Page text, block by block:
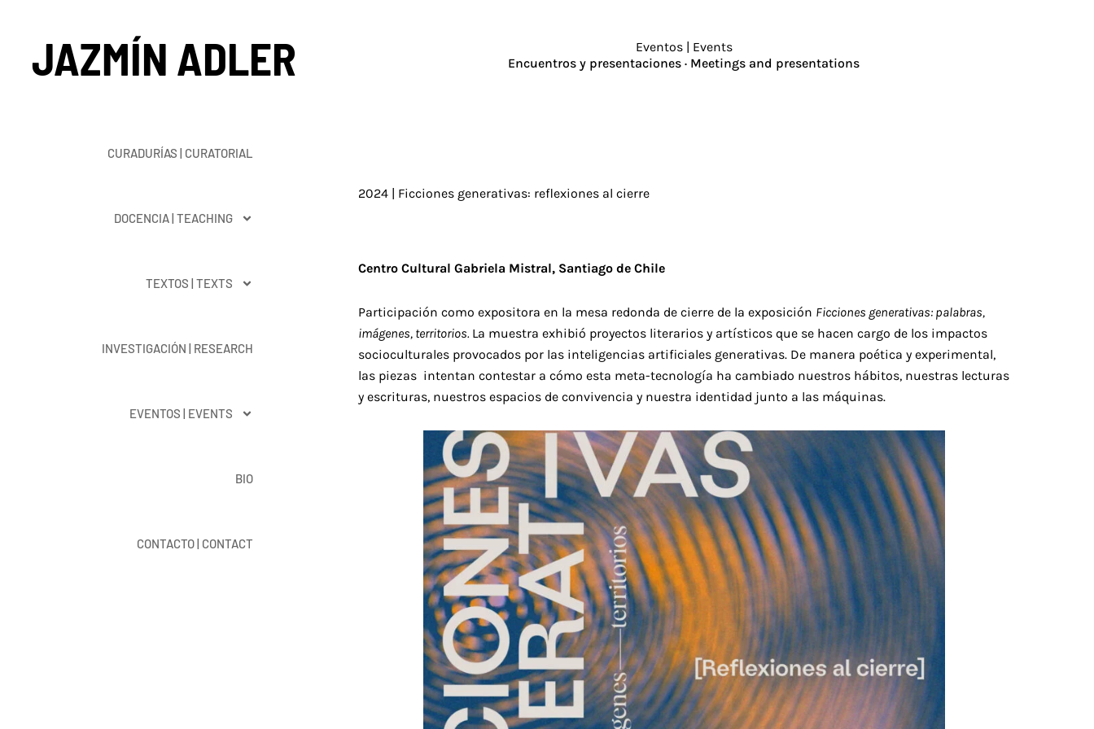
JAZMÍN ADLER
CURADURÍAS | CURATORIAL
DOCENCIA | TEACHING
TEXTOS | TEXTS
INVESTIGACIÓN | RESEARCH
EVENTOS | EVENTS
BIO
CONTACTO | CONTACT
Eventos | Events
Encuentros y presentaciones · Meetings and presentations
2024 | Ficciones generativas: reflexiones al cierre
Centro Cultural Gabriela Mistral, Santiago de Chile
Participación como expositora en la mesa redonda de cierre de la exposición Ficciones generativas: palabras,
imágenes, territorios. La muestra exhibió proyectos literarios y artísticos que se hacen cargo de los impactos
socioculturales provocados por las inteligencias artificiales generativas. De manera poética y experimental,
las piezas intentan contestar a cómo esta meta-tecnología ha cambiado nuestros hábitos, nuestras lecturas
y escrituras, nuestros espacios de convivencia y nuestra identidad junto a las máquinas.